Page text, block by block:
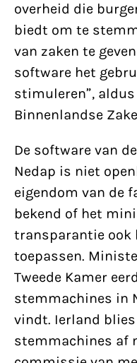
overheid die
biedt om te
van zaken te
software het
stimuleren”,
Binnenlandse
De software van
Nedap is niet
eigendom van de
bekend of het
transparantie
toepassen.
Tweede Kamer
stemmachines in
vindt. Ierland
stemmachines af